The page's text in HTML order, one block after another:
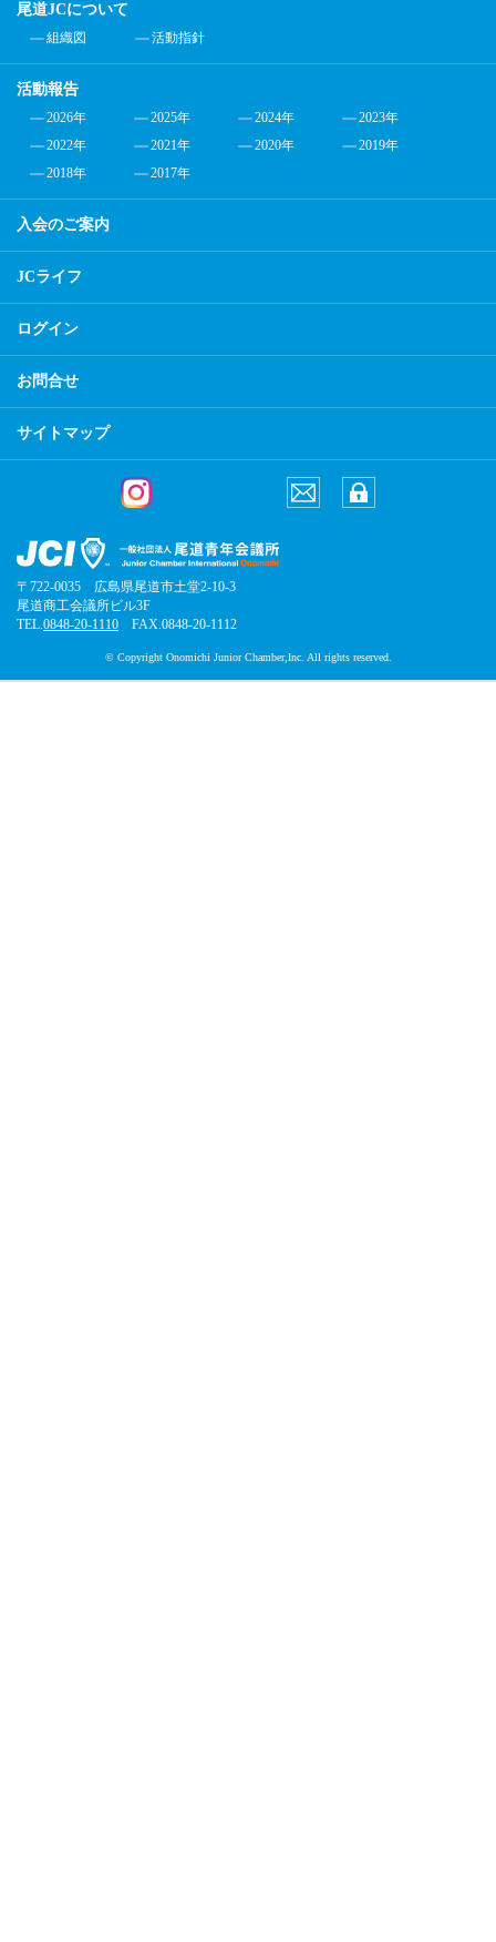
尾道JCについて
組織図 活動指針
活動報告
2026年 2025年 2024年
2023年
2022年
2021年 2020年
2019年
2018年
2017年
入会のご案内
JCライフ
ログイン
お問合せ
サイトマップ
〒722-0035 広島県尾道市土堂2-10-3
尾道商工会議所ビル3F
TEL.0848-20-1110 FAX.0848-20-1112
© Copyright Onomichi Junior Chamber,Inc. All rights reserved.